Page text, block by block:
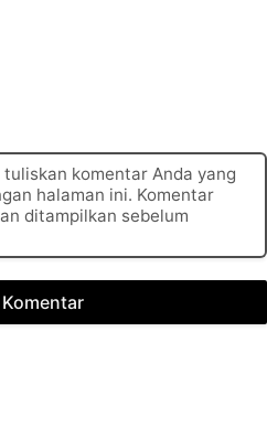
tuliskan komentar Anda yang
halaman ini. Komentar
ditampilkan sebelum